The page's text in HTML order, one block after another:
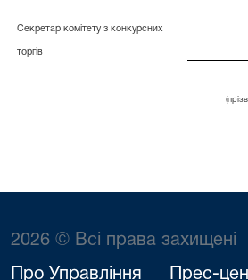
Секретар комітету з конкурсних
торгів
2026 © Всі права захищені
Про Управління Прес-